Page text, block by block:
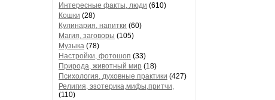
Интересные факты, люди (610)
Кошки (28)
Кулинария, напитки (60)
Магия, заговоры (105)
Музыка (78)
Настройки, фотошоп (33)
Природа, животный мир (18)
Психология, духовные практики (427)
Религия, эзотерика,мифы,притчи,
(110)